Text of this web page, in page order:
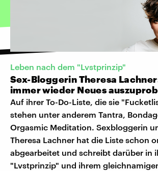
Leben nach dem "Lvstprinzip"
Sex-Bloggerin Theresa
immer wieder Neues
Auf ihrer To-Do-Liste, die sie
stehen unter anderem Tantra,
Orgasmic Meditation. Sexbloggerin
Theresa Lachner hat die Liste schon
abgearbeitet und schreibt darüber in
"Lvstprinzip" und ihrem